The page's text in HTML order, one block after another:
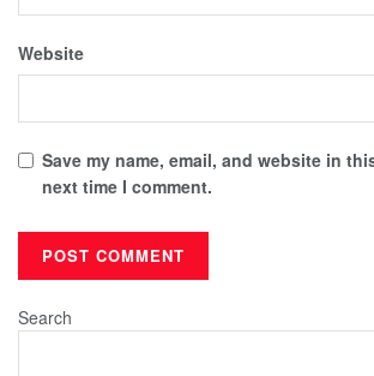
Website
Save my name, email, and website in
next time I comment.
Search